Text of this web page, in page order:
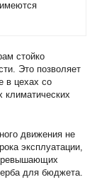
стойко
Это позволяет
в цехах со
движения не
эксплуатации,
для бюджета.